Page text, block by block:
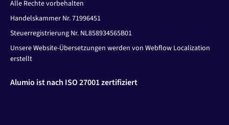
Alle Rechte vorbehalten
Handelskammer Nr. 71996451
Steuerregistrierung Nr. NL858934565B01
Unsere Website-Übersetzungen werden von Webflow Localization
erstellt
Alumio ist nach ISO 27001 zertifiziert